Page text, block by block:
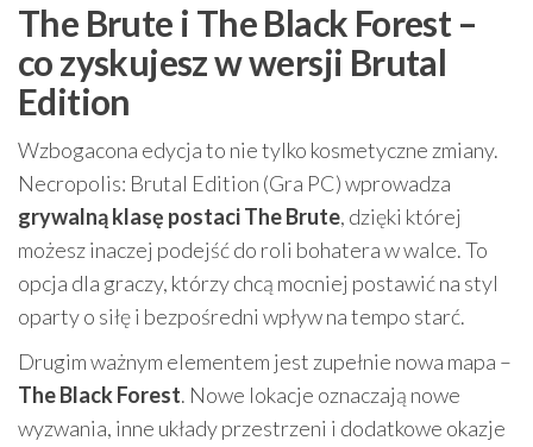
The Brute i The Black Forest –
co zyskujesz w wersji Brutal
Edition
Wzbogacona edycja to nie tylko kosmetyczne zmiany.
Necropolis: Brutal Edition (Gra PC) wprowadza
grywalną klasę postaci The Brute, dzięki której
możesz inaczej podejść do roli bohatera w walce. To
opcja dla graczy, którzy chcą mocniej postawić na styl
oparty o siłę i bezpośredni wpływ na tempo starć.
Drugim ważnym elementem jest zupełnie nowa mapa –
The Black Forest. Nowe lokacje oznaczają nowe
wyzwania, inne układy przestrzeni i dodatkowe okazje